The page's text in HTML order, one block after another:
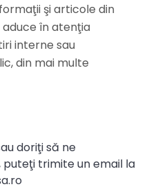
şi articole din
în atenţia
interne sau
din mai multe
doriţi să ne
trimite un email la